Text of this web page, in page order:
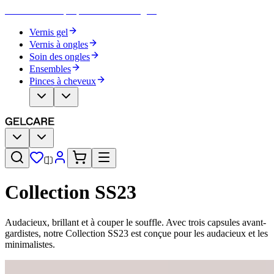
Vernis gel
Vernis à ongles
Soin des ongles
Ensembles
Pinces à cheveux
Collection SS23
Audacieux, brillant et à couper le souffle. Avec trois capsules avant-
gardistes, notre Collection SS23 est conçue pour les audacieux et les
minimalistes.